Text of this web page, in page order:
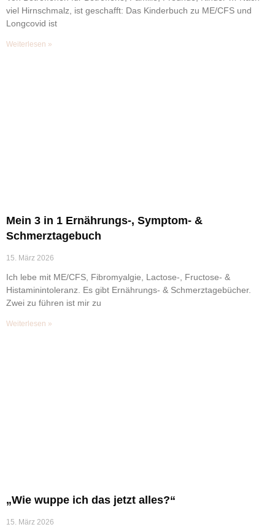
viel Hirnschmalz, ist geschafft: Das Kinderbuch zu ME/CFS und
Longcovid ist
Weiterlesen »
Mein 3 in 1 Ernährungs-, Symptom- &
Schmerztagebuch
15. März 2026
Ich lebe mit ME/CFS, Fibromyalgie, Lactose-, Fructose- &
Histaminintoleranz. Es gibt Ernährungs- & Schmerztagebücher.
Zwei zu führen ist mir zu
Weiterlesen »
„Wie wuppe ich das jetzt alles?“
15. März 2026